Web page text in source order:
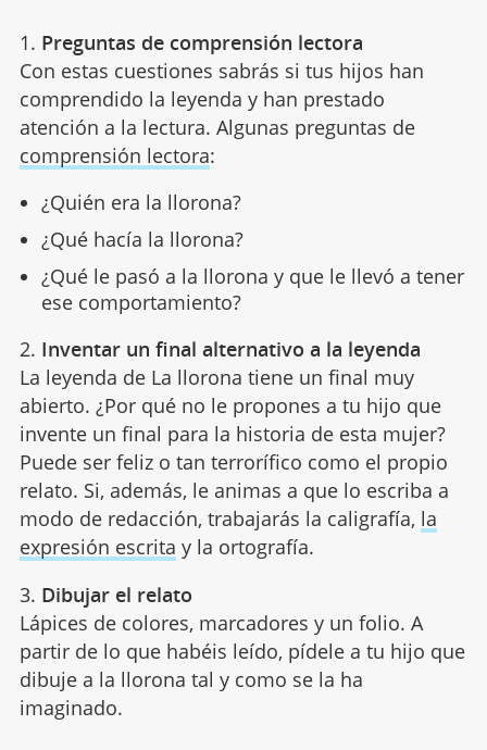
1. Preguntas de comprensión lectora
Con estas cuestiones sabrás si tus hijos han
comprendido la leyenda y han prestado
atención a la lectura. Algunas preguntas de
comprensión lectora:
¿Quién era la llorona?
¿Qué hacía la llorona?
¿Qué le pasó a la llorona y que le llevó a tener
ese comportamiento?
2. Inventar un final alternativo a la leyenda
La leyenda de La llorona tiene un final muy
abierto. ¿Por qué no le propones a tu hijo que
invente un final para la historia de esta mujer?
Puede ser feliz o tan terrorífico como el propio
relato. Si, además, le animas a que lo escriba a
modo de redacción, trabajarás la caligrafía, la
expresión escrita y la ortografía.
3. Dibujar el relato
Lápices de colores, marcadores y un folio. A
partir de lo que habéis leído, pídele a tu hijo que
dibuje a la llorona tal y como se la ha
imaginado.